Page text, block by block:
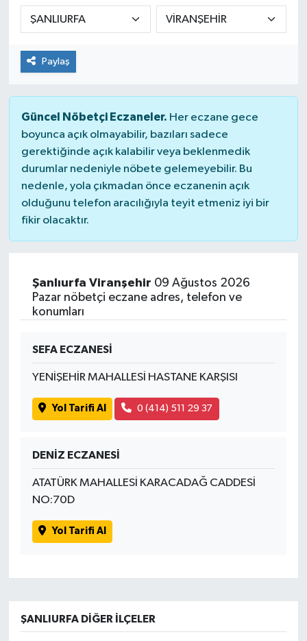
Paylaş
Güncel Nöbetçi Eczaneler. Her eczane gece
boyunca açık olmayabilir, bazıları sadece
gerektiğinde açık kalabilir veya beklenmedik
durumlar nedeniyle nöbete gelemeyebilir. Bu
nedenle, yola çıkmadan önce eczanenin açık
olduğunu telefon aracılığıyla teyit etmeniz iyi bir
fikir olacaktır.
Şanlıurfa Viranşehir 09 Ağustos 2026
Pazar nöbetçi eczane adres, telefon ve
konumları
SEFA ECZANESİ
YENİŞEHİR MAHALLESİ HASTANE KARŞISI
Yol Tarifi Al 0 (414) 511 29 37
DENİZ ECZANESİ
ATATÜRK MAHALLESİ KARACADAĞ CADDESİ
NO:70D
Yol Tarifi Al
ŞANLIURFA DIĞER İLÇELER